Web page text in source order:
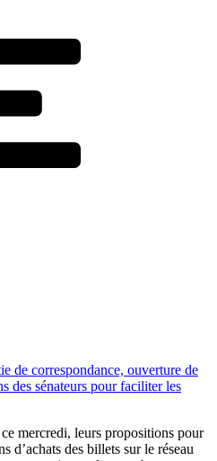
de correspondance, ouverture de
des sénateurs pour faciliter les
mercredi, leurs propositions pour
d’achats des billets sur le réseau